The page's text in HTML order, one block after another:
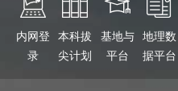
内网登
录
本科拔
尖计划
基地与
平台
地理数
据平台